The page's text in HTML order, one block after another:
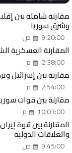
مقارنة شاملة بين
وشرق سوريا
9:20:00 ص
المقارنة العسكرية
2:38:00 م
مقارنة بين إسرائيل
2:54:00 م
مقارنة بين قوات
10:03:00 م
المقارنة بين قوة
والعلاقات الدولية
9:45:00 ص